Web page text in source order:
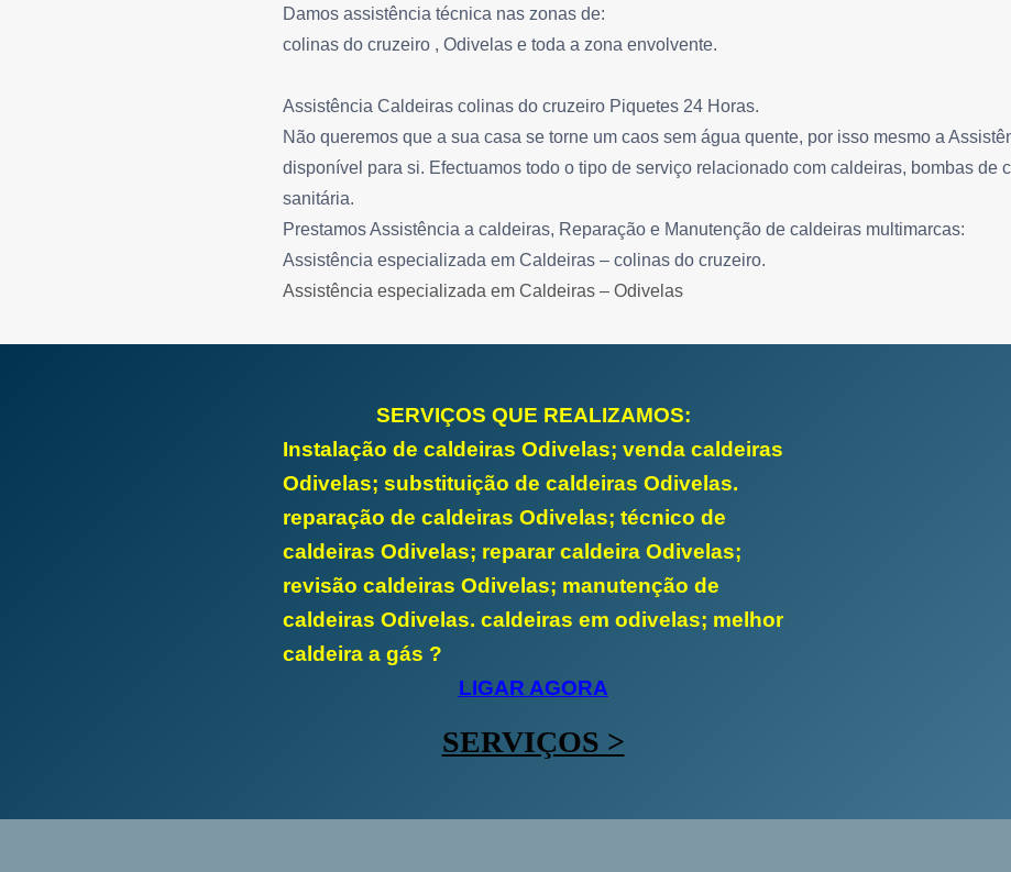
Damos assistência técnica nas zonas de:
colinas do cruzeiro , Odivelas e toda a zona envolvente.
Assistência Caldeiras colinas do cruzeiro Piquetes 24 Horas.
Não queremos que a sua casa se torne um caos sem água quente, por isso mesmo a
disponível para si. Efectuamos todo o tipo de serviço relacionado com caldeiras, bombas de
sanitária.
Prestamos Assistência a caldeiras, Reparação e Manutenção de caldeiras multimarcas:
Assistência especializada em Caldeiras – colinas do cruzeiro.
Assistência especializada em Caldeiras – Odivelas
SERVIÇOS QUE REALIZAMOS:
Instalação de caldeiras Odivelas; venda caldeiras
Odivelas; substituição de caldeiras Odivelas.
reparação de caldeiras Odivelas; técnico de
caldeiras Odivelas; reparar caldeira Odivelas;
revisão caldeiras Odivelas; manutenção de
caldeiras Odivelas. caldeiras em odivelas; melhor
caldeira a gás ?
LIGAR AGORA
SERVIÇOS >